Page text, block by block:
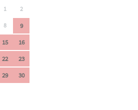
1 2
8
9
15
16
22
23
29
30